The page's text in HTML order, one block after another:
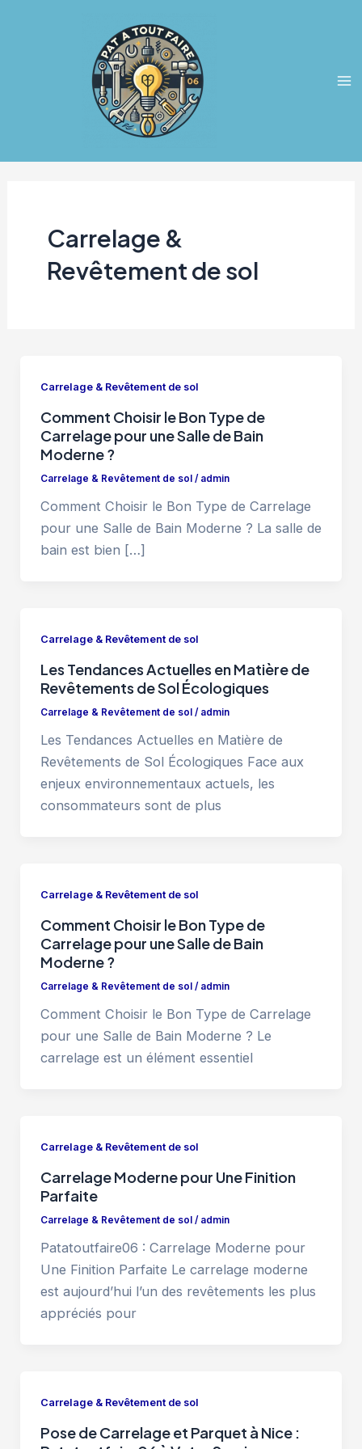
Carrelage &
Revêtement de sol
Carrelage & Revêtement de sol
Comment Choisir le Bon Type de
Carrelage pour une Salle de Bain
Moderne ?
Carrelage & Revêtement de sol / admin
Comment Choisir le Bon Type de Carrelage
pour une Salle de Bain Moderne ? La salle de
bain est bien […]
Carrelage & Revêtement de sol
Les Tendances Actuelles en Matière de
Revêtements de Sol Écologiques
Carrelage & Revêtement de sol / admin
Les Tendances Actuelles en Matière de
Revêtements de Sol Écologiques Face aux
enjeux environnementaux actuels, les
consommateurs sont de plus
Carrelage & Revêtement de sol
Comment Choisir le Bon Type de
Carrelage pour une Salle de Bain
Moderne ?
Carrelage & Revêtement de sol / admin
Comment Choisir le Bon Type de Carrelage
pour une Salle de Bain Moderne ? Le
carrelage est un élément essentiel
Carrelage & Revêtement de sol
Carrelage Moderne pour Une Finition
Parfaite
Carrelage & Revêtement de sol / admin
Patatoutfaire06 : Carrelage Moderne pour
Une Finition Parfaite Le carrelage moderne
est aujourd’hui l’un des revêtements les plus
appréciés pour
Carrelage & Revêtement de sol
Pose de Carrelage et Parquet à Nice :